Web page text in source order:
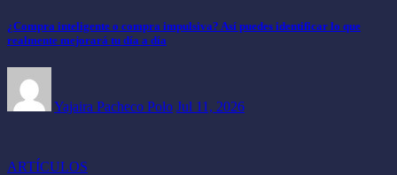
¿Compra inteligente o compra impulsiva? Así puedes identificar lo que
realmente mejorará tu día a día
Yajaira Pacheco Polo Jul 11, 2026
ARTÍCULOS